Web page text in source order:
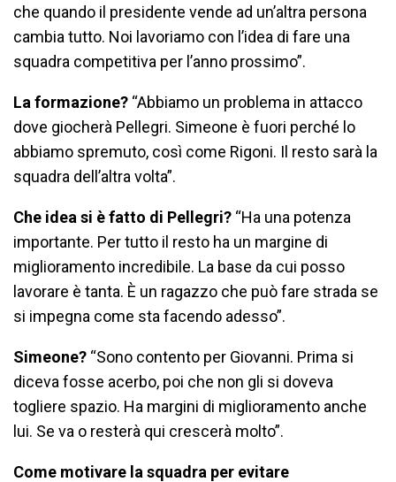
che quando il presidente vende ad un’altra persona
cambia tutto. Noi lavoriamo con l’idea di fare una
squadra competitiva per l’anno prossimo”.
La formazione? “Abbiamo un problema in attacco
dove giocherà Pellegri. Simeone è fuori perché lo
abbiamo spremuto, così come Rigoni. Il resto sarà la
squadra dell’altra volta”.
Che idea si è fatto di Pellegri? “Ha una potenza
importante. Per tutto il resto ha un margine di
miglioramento incredibile. La base da cui posso
lavorare è tanta. È un ragazzo che può fare strada se
si impegna come sta facendo adesso”.
Simeone? “Sono contento per Giovanni. Prima si
diceva fosse acerbo, poi che non gli si doveva
togliere spazio. Ha margini di miglioramento anche
lui. Se va o resterà qui crescerà molto”.
Come motivare la squadra per evitare